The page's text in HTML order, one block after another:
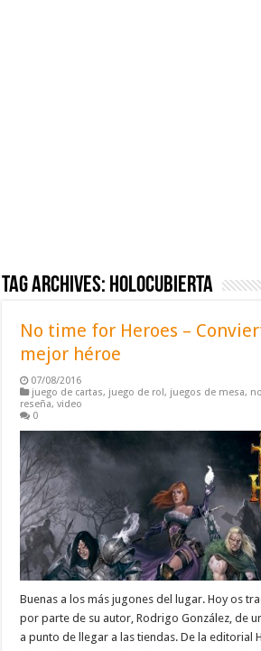
Tag Archives: holocubierta
No time for Heroes –
mejor héroe
07/08/2016
juego de cartas, juego de rol, juegos de mesa,
reseña,video
0
Buenas a los más jugones del lugar. Hoy os
por parte de su autor, Rodrigo González, de
a punto de llegar a las tiendas. De la editorial